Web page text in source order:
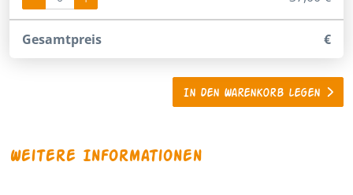
Gesamtpreis €
In den Warenkorb legen
Weitere Informationen